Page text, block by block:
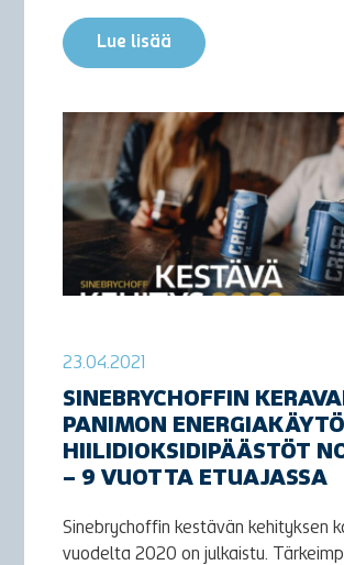
Lue lisää
23.04.2021
SINEBRYCHOFFIN
PANIMON
HIILIDIOKSIDIPÄÄSTÖT
– 9 VUOTTA ETUAJASSA
Sinebrychoffin kestävän kehityksen
vuodelta 2020 on julkaistu.